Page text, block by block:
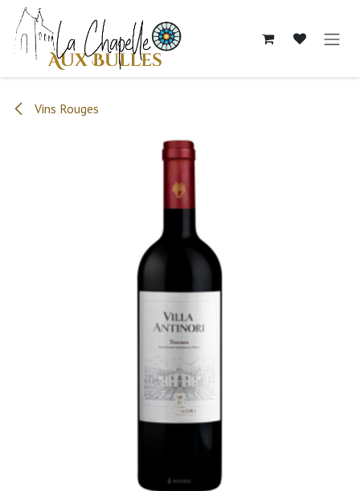
Se rendre au contenu
Vins Rouges